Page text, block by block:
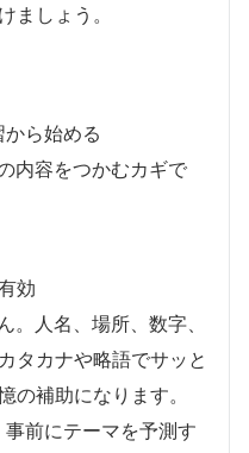
ましょう。
ら始める
内容をつかむカギで
効
人名、場所、数字、
タカナや略語でサッと
の補助になります。
事前にテーマを予測す